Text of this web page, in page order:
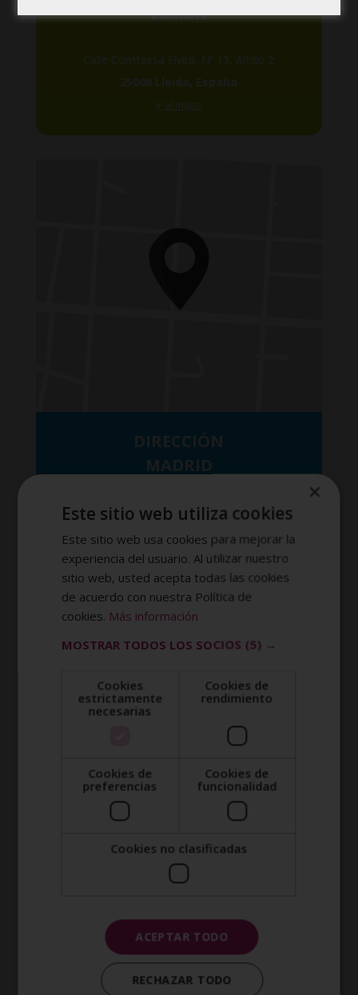
LLEIDA
Calle Comtessa Elvira, Nº 13, Altillo 2
25008 Lleida, España
DIRECCIÓN
MADRID
Calle José Abascal, Nº 41
28003 Madrid, España
Ir al mapa
ROMA
00187 Roma, Italia
×
Este sitio web utiliza cookies
Este sitio web usa cookies para mejorar la
experiencia del usuario. Al utilizar nuestro
sitio web, usted acepta todas las cookies
de acuerdo con nuestra Política de
cookies. Más información
MOSTRAR TODOS LOS SOCIOS (5) →
Cookies
estrictamente
necesarias
Cookies de
rendimiento
Cookies de
preferencias
Cookies de
funcionalidad
Cookies no clasificadas
ACEPTAR TODO
RECHAZAR TODO